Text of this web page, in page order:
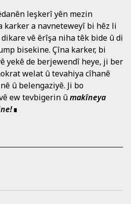
leşkerî yên mezin
karker a navneteweyî bi hêz li
vê êrîşa niha têk bide û di
bisekine. Çîna karker, bi
yekê de berjewendî heye, ji ber
welat û tevahiya cîhanê
û belengaziyê. Ji bo
ew tevbigerin ûmakîneya